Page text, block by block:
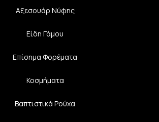
Αξεσουάρ Νύφης
Είδη Γάμου
Επίσημα Φορέματα
Κοσμήματα
Βαπτιστικά Ρούχα